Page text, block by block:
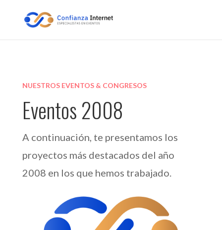
NUESTROS EVENTOS & CONGRESOS
Eventos 2008
A continuación, te presentamos los
proyectos más destacados del año
2008 en los que hemos trabajado.